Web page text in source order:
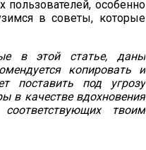
особенно
в советы, которые
в этой статье, даны
копировать и
поставить под угрозу
в качестве вдохновения
твоим